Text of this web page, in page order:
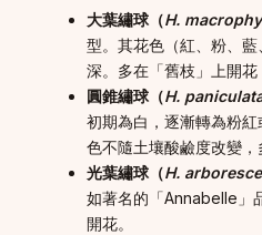
大葉繡球（H.
型。其花色（紅、粉、
深。多在「舊枝」上開花
圓錐繡球（H.
初期為白，逐漸轉為粉
色不隨土壤酸鹼度改變，
光葉繡球（H.
如著名的「Annabelle」
開花。